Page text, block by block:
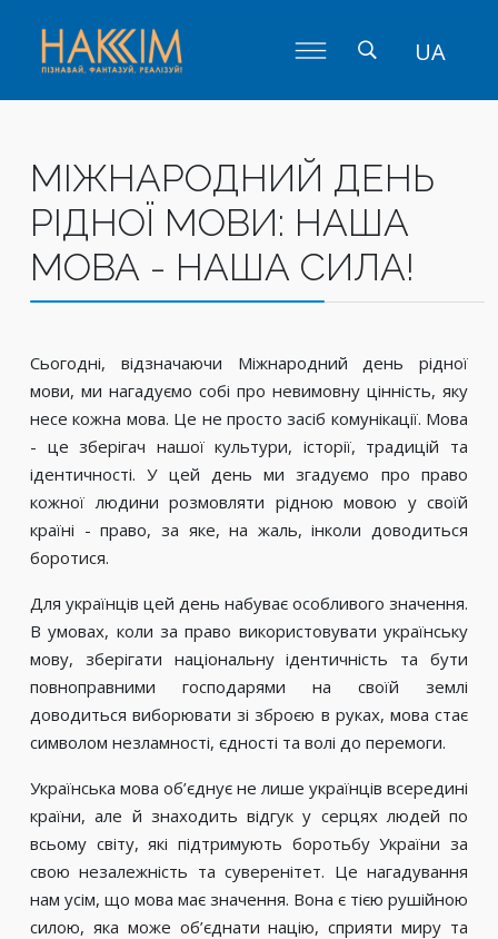
UA
МІЖНАРОДНИЙ ДЕНЬ
РІДНОЇ МОВИ: НАША
МОВА - НАША СИЛА!
Сьогодні, відзначаючи Міжнародний день рідної
мови, ми нагадуємо собі про невимовну цінність, яку
несе кожна мова. Це не просто засіб комунікації. Мова
- це зберігач нашої культури, історії, традицій та
ідентичності. У цей день ми згадуємо про право
кожної людини розмовляти рідною мовою у своїй
країні - право, за яке, на жаль, інколи доводиться
боротися.
Для українців цей день набуває особливого значення.
В умовах, коли за право використовувати українську
мову, зберігати національну ідентичність та бути
повноправними господарями на своїй землі
доводиться виборювати зі зброєю в руках, мова стає
символом незламності, єдності та волі до перемоги.
Українська мова об’єднує не лише українців всередині
країни, але й знаходить відгук у серцях людей по
всьому світу, які підтримують боротьбу України за
свою незалежність та суверенітет. Це нагадування
нам усім, що мова має значення. Вона є тією рушійною
силою, яка може об’єднати націю, сприяти миру та